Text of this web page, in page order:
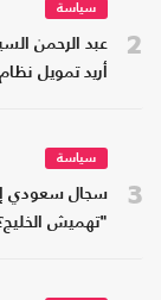
2
سياسة
عبد الرحمن
أريد تمويل
3
سياسة
سجال سعودي
"تهميش